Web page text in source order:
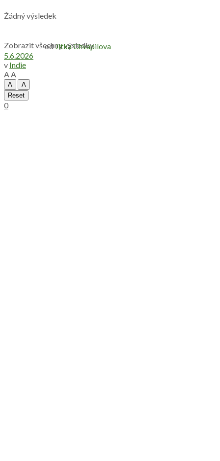
Žádný výsledek
Zobrazit všechny výsledky
odJitka Chvapilova
5.6.2026
v Indie
AA
A
A
Reset
0